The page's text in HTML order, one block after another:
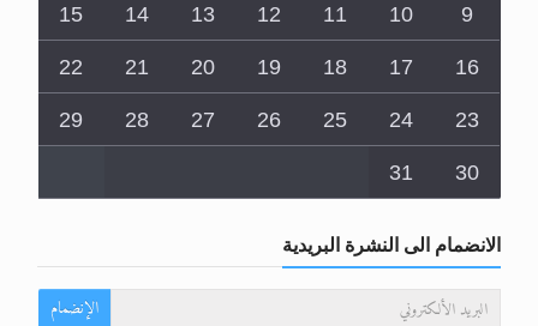
9
10
11
12
13
14
15
16
17
18
19
20
21
22
23
24
25
26
27
28
29
30
31
الانضمام الى النشرة البريدية
الإنضمام